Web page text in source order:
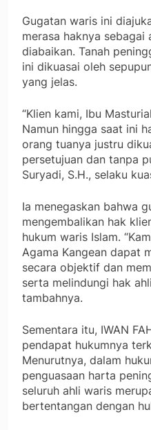
Gugatan waris ini
merasa haknya
diabaikan. Tanah
ini dikuasai oleh
yang jelas.
“Klien kami, Ibu
Namun hingga saat ini
orang tuanya justru
persetujuan dan tanpa
Suryadi, S.H., selaku
Ia menegaskan bahwa
mengembalikan hak
hukum waris Islam.
Agama Kangean dapat
secara objektif dan
serta melindungi hak
tambahnya.
Sementara itu, IWAN
pendapat hukumnya
Menurutnya, dalam
penguasaan harta
seluruh ahli waris
bertentangan dengan